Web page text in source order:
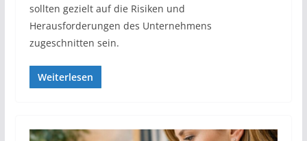
sollten gezielt auf die Risiken und
Herausforderungen des Unternehmens
zugeschnitten sein.
Weiterlesen